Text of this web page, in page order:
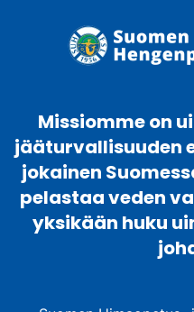
Missiomme on
jääturvallisuuden
jokainen
pelastaa veden
yksikään huku